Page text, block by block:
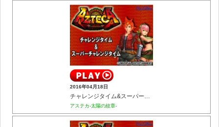
2016年04月18日
チャレンジタイム&スーパーチャレンジタイム
アステカ-太陽の紋章-